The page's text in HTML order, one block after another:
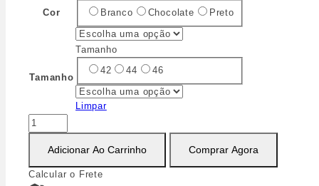
Cor
Branco
Chocolate Preto
Tamanho
Tamanho
42
44 46
Limpar
Adicionar Ao Carrinho Comprar Agora
Calcular o Frete